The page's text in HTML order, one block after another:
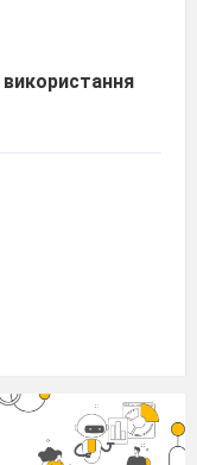
використання